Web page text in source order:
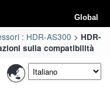
Global
: HDR-AS300
HDR-
sulla compatibilità